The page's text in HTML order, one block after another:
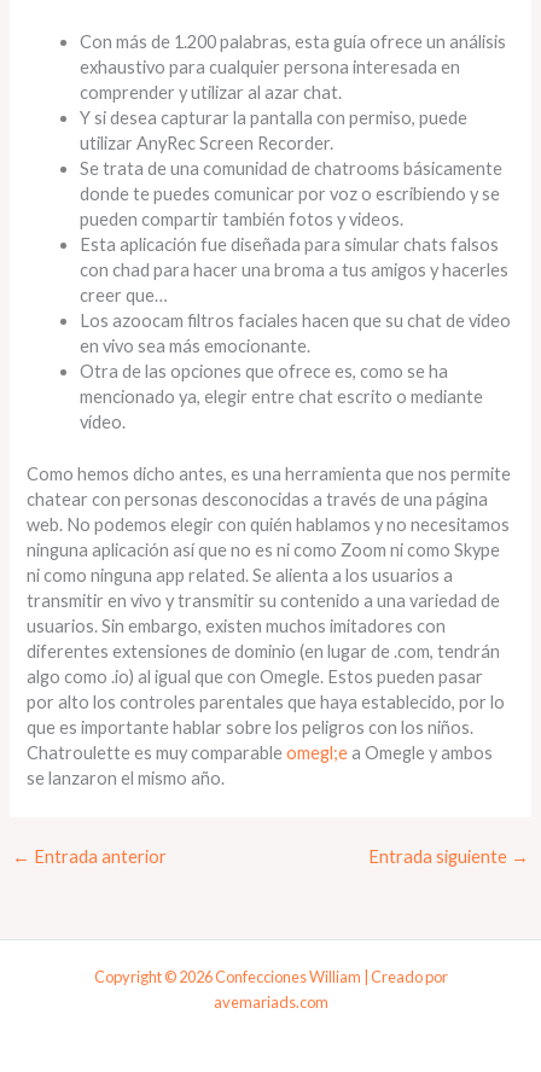
Con más de 1.200 palabras, esta guía ofrece un análisis
exhaustivo para cualquier persona interesada en
comprender y utilizar al azar chat.
Y si desea capturar la pantalla con permiso, puede
utilizar AnyRec Screen Recorder.
Se trata de una comunidad de chatrooms básicamente
donde te puedes comunicar por voz o escribiendo y se
pueden compartir también fotos y videos.
Esta aplicación fue diseñada para simular chats falsos
con chad para hacer una broma a tus amigos y hacerles
creer que…
Los azoocam filtros faciales hacen que su chat de video
en vivo sea más emocionante.
Otra de las opciones que ofrece es, como se ha
mencionado ya, elegir entre chat escrito o mediante
vídeo.
Como hemos dicho antes, es una herramienta que nos permite
chatear con personas desconocidas a través de una página
web. No podemos elegir con quién hablamos y no necesitamos
ninguna aplicación así que no es ni como Zoom ni como Skype
ni como ninguna app related. Se alienta a los usuarios a
transmitir en vivo y transmitir su contenido a una variedad de
usuarios. Sin embargo, existen muchos imitadores con
diferentes extensiones de dominio (en lugar de .com, tendrán
algo como .io) al igual que con Omegle. Estos pueden pasar
por alto los controles parentales que haya establecido, por lo
que es importante hablar sobre los peligros con los niños.
Chatroulette es muy comparableomegl;ea Omegle y ambos
se lanzaron el mismo año.
← Entrada anterior Entrada siguiente →
Copyright © 2026 Confecciones William | Creado por
avemariads.com